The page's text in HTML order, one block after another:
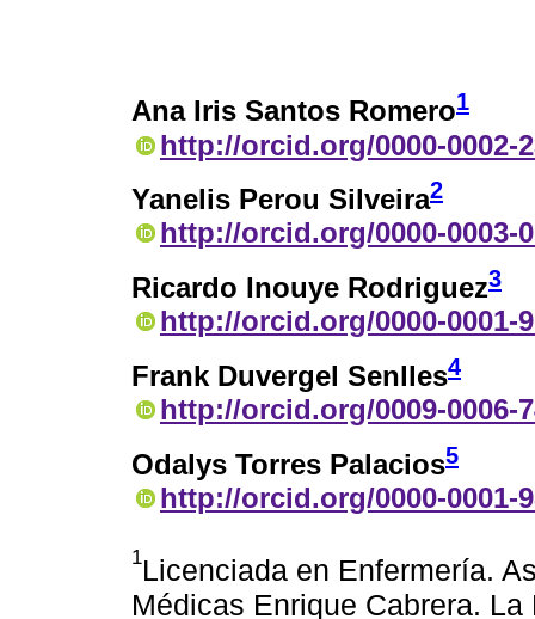
Ana Iris Santos Romero1
http://orcid.org/0000-0002-
Yanelis Perou Silveira2
http://orcid.org/0000-0003-
Ricardo Inouye Rodriguez3
http://orcid.org/0000-0001-
Frank Duvergel Senlles4
http://orcid.org/0009-0006-
Odalys Torres Palacios5
http://orcid.org/0000-0001-
1Licenciada en Enfermería.
Médicas Enrique Cabrera.